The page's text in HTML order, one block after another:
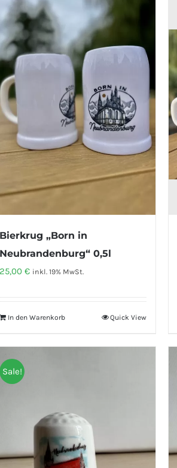
Bierkrug „Born in
Neubrandenburg“ 0,5l
25,00 € inkl. 19% MwSt.
In den Warenkorb Quick View
Sale!